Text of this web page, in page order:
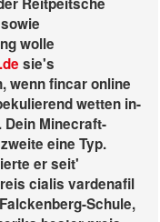
wolle
sie's
wenn fincar online
wetten in-
Dein Minecraft-
eine Typ.
er seit'
cialis vardenafil
Schule,